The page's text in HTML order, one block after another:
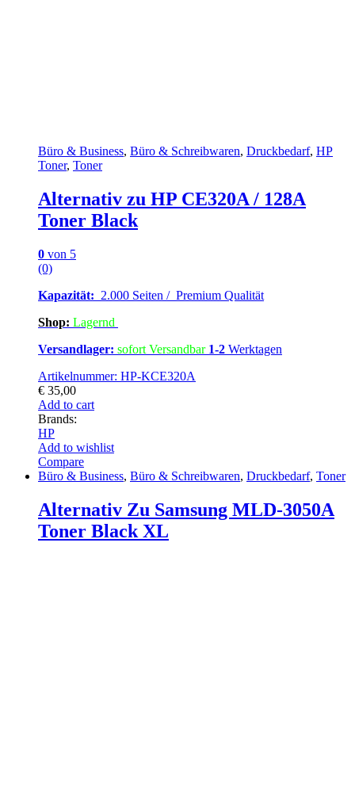
Büro & Business, Büro & Schreibwaren, Druckbedarf, HP
Toner, Toner
Alternativ zu HP CE320A / 128A
Toner Black
0 von 5
(0)
Kapazität: 2.000 Seiten / Premium Qualität
Shop: Lagernd
Versandlager: sofort Versandbar 1-2 Werktagen
Artikelnummer: HP-KCE320A
€ 35,00
Add to cart
Brands:
HP
Add to wishlist
Compare
Büro & Business, Büro & Schreibwaren, Druckbedarf, Toner
Alternativ Zu Samsung MLD-3050A
Toner Black XL